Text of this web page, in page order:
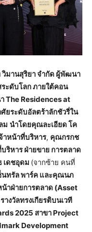
วิมานสุริยาจำกัด ผู้พัฒนา
ะดับโลกภายใต้คอน
The Residences at
ยระดับอัลตร้าลักชัวรี่ใน
ม นำโดยคุณละเอียดโค
าหน้าที่บริหาร, คุณกรกช
บริหาร ฝ่ายขาย การตลาด
เดชอุดม (จากซ้าย คนที่
นทรัลพาร์ค และคุณนภ
าฝ่ายการตลาด (Asset
รางวัลทรงเกียรติบนเวที
2025 สาขา Project
Development